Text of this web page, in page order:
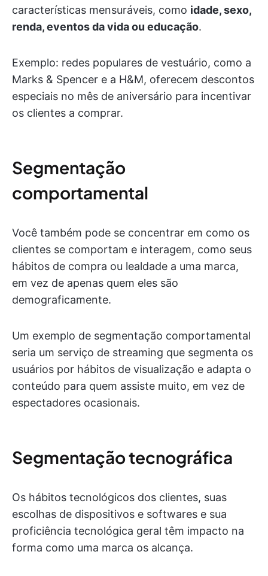
características mensuráveis, como idade, sexo,
renda, eventos da vida ou educação.
Exemplo: redes populares de vestuário, como a
Marks & Spencer e a H&M, oferecem descontos
especiais no mês de aniversário para incentivar
os clientes a comprar.
Segmentação
comportamental
Você também pode se concentrar em como os
clientes se comportam e interagem, como seus
hábitos de compra ou lealdade a uma marca,
em vez de apenas quem eles são
demograficamente.
Um exemplo de segmentação comportamental
seria um serviço de streaming que segmenta os
usuários por hábitos de visualização e adapta o
conteúdo para quem assiste muito, em vez de
espectadores ocasionais.
Segmentação tecnográfica
Os hábitos tecnológicos dos clientes, suas
escolhas de dispositivos e softwares e sua
proficiência tecnológica geral têm impacto na
forma como uma marca os alcança.